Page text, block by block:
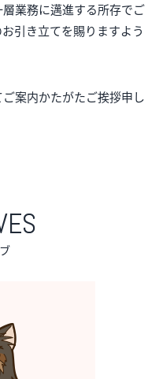
業務に邁進する所存でご
引き立てを賜りますよう
案内かたがたご挨拶申し